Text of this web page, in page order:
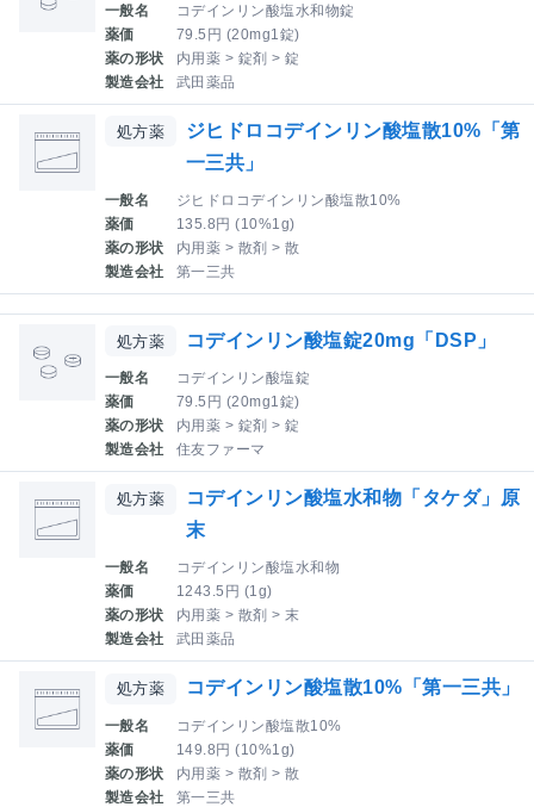
一般名
コデインリン酸塩水和物錠
薬価
79.5円 (20mg1錠)
薬の形状
内用薬 > 錠剤 > 錠
製造会社
武田薬品
処方薬
ジヒドロコデインリン酸塩散10%「第
一三共」
一般名
ジヒドロコデインリン酸塩散10%
薬価
135.8円 (10%1g)
薬の形状
内用薬 > 散剤 > 散
製造会社
第一三共
処方薬 コデインリン酸塩錠20mg「DSP」
一般名
コデインリン酸塩錠
薬価
79.5円 (20mg1錠)
薬の形状
内用薬 > 錠剤 > 錠
製造会社
住友ファーマ
処方薬
コデインリン酸塩水和物「タケダ」原
末
一般名
コデインリン酸塩水和物
薬価
1243.5円 (1g)
薬の形状
内用薬 > 散剤 > 末
製造会社
武田薬品
処方薬 コデインリン酸塩散10%「第一三共」
一般名
コデインリン酸塩散10%
薬価
149.8円 (10%1g)
薬の形状
内用薬 > 散剤 > 散
製造会社
第一三共